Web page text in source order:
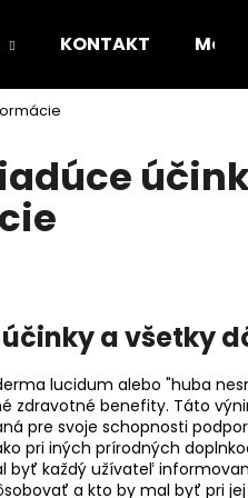
KONTAKT
účinky a všetky
lucidum alebo "huba
zdravotné benefity. Táto
pre svoje schopnosti
pri iných prírodných
byť každý užívateľ
a kto by mal byť pri
HĽADAŤ